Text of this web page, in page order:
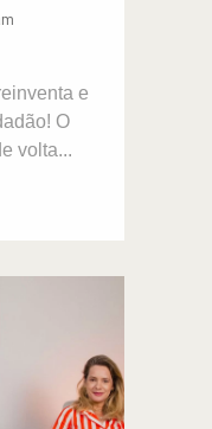
e
O
volta...